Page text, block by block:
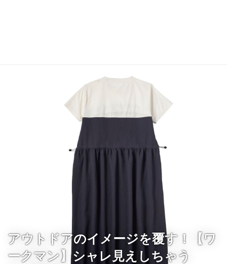
アウトドアのイメージを覆す！【ワ
ークマン】シャレ見えしちゃう